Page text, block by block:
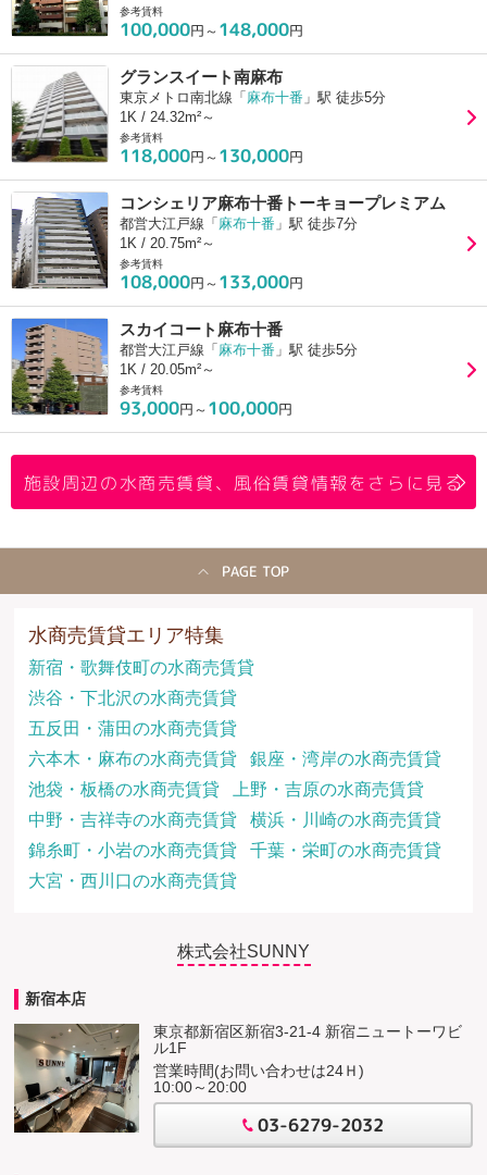
参考賃料
100,000円～ 148,000円
グランスイート南麻布
東京メトロ南北線「 麻布十番 」駅 徒歩5分
1K / 24.32m²～
参考賃料
118,000円～ 130,000円
コンシェリア麻布十番トーキョープレミアム
都営大江戸線「 麻布十番 」駅 徒歩7分
1K / 20.75m²～
参考賃料
108,000円～ 133,000円
スカイコート麻布十番
都営大江戸線「 麻布十番 」駅 徒歩5分
1K / 20.05m²～
参考賃料
93,000円～ 100,000円
施設周辺の水商売賃貸、風俗賃貸情報をさらに見る
PAGE TOP
水商売賃貸エリア特集
新宿・歌舞伎町の水商売賃貸
渋谷・下北沢の水商売賃貸
五反田・蒲田の水商売賃貸
六本木・麻布の水商売賃貸
銀座・湾岸の水商売賃貸
池袋・板橋の水商売賃貸
上野・吉原の水商売賃貸
中野・吉祥寺の水商売賃貸
横浜・川崎の水商売賃貸
錦糸町・小岩の水商売賃貸
千葉・栄町の水商売賃貸
大宮・西川口の水商売賃貸
株式会社SUNNY
新宿本店
東京都新宿区新宿3-21-4 新宿ニュートーワビ
ル1F
営業時間(お問い合わせは24Ｈ)
10:00～20:00
03-6279-2032